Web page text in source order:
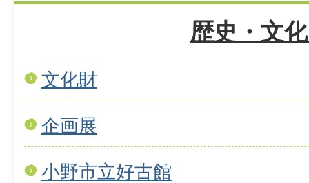
歴史・文
文化財
企画展
小野市立好古館